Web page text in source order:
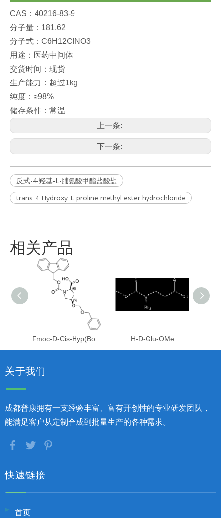
CAS：40216-83-9
分子量：181.62
分子式：C6H12ClNO3
用途：医药中间体
交货时间：现货
生产能力：超过1kg
纯度：≥98%
储存条件：常温
上一条:
下一条:
反式-4-羟基-L-脯氨酸甲酯盐酸盐
trans-4-Hydroxy-L-proline methyl ester hydrochloride
相关产品
H-D-Glu-OMe
关于我们
成都普康拥有一支经验丰富、富有开创性的专业研发团队，
能满足客户从定制合成到批量生产的各种需求。
快速链接
首页